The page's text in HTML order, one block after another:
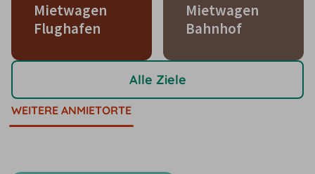
Mietwagen
Flughafen
Mietwagen
Bahnhof
Alle Ziele
WEITERE ANMIETORTE